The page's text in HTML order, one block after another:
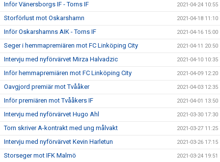
Inför Vänersborgs IF - Torns IF 2021-04-24 10:55
Storförlust mot Oskarshamn 2021-04-18 11:10
Inför Oskarshamns AIK - Torns IF 2021-04-16 15:00
Seger i hemmapremiären mot FC Linköping City 2021-04-11 20:50
Intervju med nyförvärvet Mirza Halvadzic 2021-04-10 10:35
Inför hemmapremiären mot FC Linköping City 2021-04-09 12:20
Oavgjord premiär mot Tvååker 2021-04-03 12:35
Inför premiären mot Tvååkers IF 2021-04-01 13:50
Intervju med nyförvärvet Hugo Ahl 2021-03-30 17:30
Torn skriver A-kontrakt med ung målvakt 2021-03-27 11:25
Intervju med nyförvärvet Kevin Harletun 2021-03-26 17:15
Storseger mot IFK Malmö 2021-03-24 19:51